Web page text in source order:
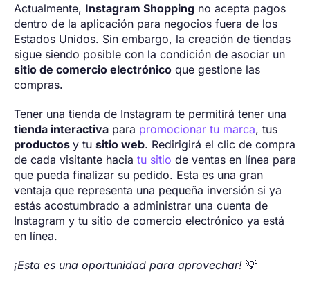
Actualmente, Instagram Shopping no acepta pagos
dentro de la aplicación para negocios fuera de los
Estados Unidos. Sin embargo, la creación de tiendas
sigue siendo posible con la condición de asociar un
sitio de comercio electrónico que gestione las
compras.
Tener una tienda de Instagram te permitirá tener una
tienda interactiva para promocionar tu marca, tus
productos y tu sitio web. Redirigirá el clic de compra
de cada visitante hacia tu sitio de ventas en línea para
que pueda finalizar su pedido. Esta es una gran
ventaja que representa una pequeña inversión si ya
estás acostumbrado a administrar una cuenta de
Instagram y tu sitio de comercio electrónico ya está
en línea.
¡Esta es una oportunidad para aprovechar! 💡